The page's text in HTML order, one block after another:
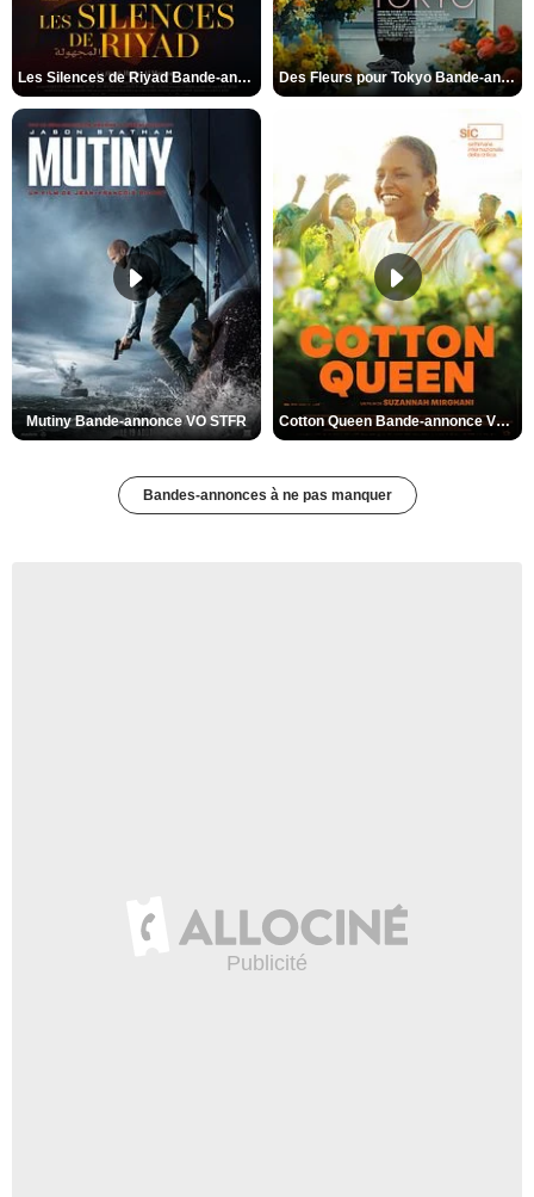
Les Silences de Riyad Bande-annonce VO STFR Des Fleurs pour Tokyo Bande-annonce VO STFR
Mutiny Bande-annonce VO STFR Cotton Queen Bande-annonce VO STFR
Bandes-annonces à ne pas manquer